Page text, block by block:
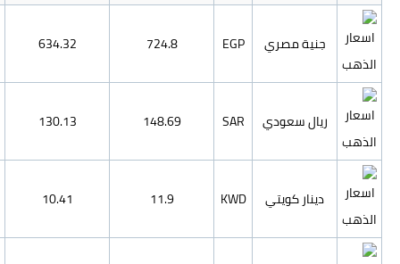
724.8
634.32
543.65
22546.37
148.69
130.13
111.53
4625.21
11.9
10.41
8.92
370.02